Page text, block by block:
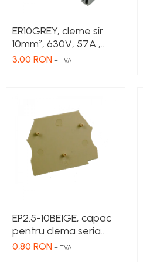
ER10GREY, cleme sir
10mm², 630V, 57A ,
culoare gri
3,00 RON + TVA
EP2.5-10BEIGE, capac
pentru clema seria
ER2.5, ER4, ER6, ER10
0,80 RON + TVA